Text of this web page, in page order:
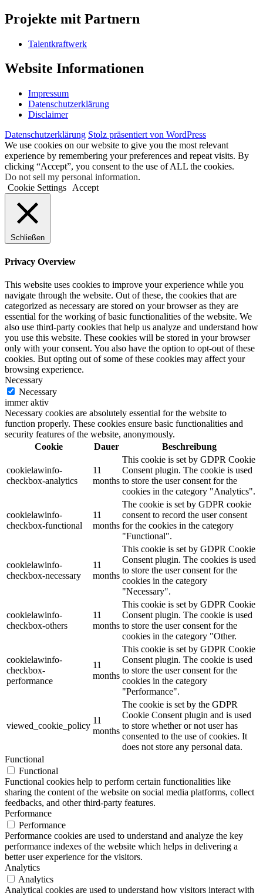
Pro­jek­te mit Partnern
Tal­ent­kraft­werk
Web­site Informationen
Impres­sum
Daten­schutz­er­klä­rung
Dis­clai­mer
Daten­schutz­er­klä­rung Stolz präsentiert von WordPress
We use cookies on our website to give you the most relevant
experience by remembering your preferences and repeat visits. By
clicking “Accept”, you consent to the use of ALL the cookies.
Do not sell my personal information.
Cookie Settings
Accept
Schließen
Privacy Overview
This website uses cookies to improve your experience while you
navigate through the website. Out of these, the cookies that are
categorized as necessary are stored on your browser as they are
essential for the working of basic functionalities of the website. We
also use third-party cookies that help us analyze and understand how
you use this website. These cookies will be stored in your browser
only with your consent. You also have the option to opt-out of these
cookies. But opting out of some of these cookies may affect your
browsing experience.
Necessary
Necessary
immer aktiv
Necessary cookies are absolutely essential for the website to
function properly. These cookies ensure basic functionalities and
security features of the website, anonymously.
Cookie
Dauer Beschreibung
cookielawinfo-
checkbox-analytics
11
months
This cookie is set by GDPR Cookie
Consent plugin. The cookie is used
to store the user consent for the
cookies in the category "Analytics".
cookielawinfo-
checkbox-functional
11
months
The cookie is set by GDPR cookie
consent to record the user consent
for the cookies in the category
"Functional".
cookielawinfo-
checkbox-necessary
11
months
This cookie is set by GDPR Cookie
Consent plugin. The cookies is used
to store the user consent for the
cookies in the category
"Necessary".
cookielawinfo-
checkbox-others
11
months
This cookie is set by GDPR Cookie
Consent plugin. The cookie is used
to store the user consent for the
cookies in the category "Other.
cookielawinfo-
checkbox-
performance
11
months
This cookie is set by GDPR Cookie
Consent plugin. The cookie is used
to store the user consent for the
cookies in the category
"Performance".
viewed_cookie_policy
11
months
The cookie is set by the GDPR
Cookie Consent plugin and is used
to store whether or not user has
consented to the use of cookies. It
does not store any personal data.
Functional
Functional
Functional cookies help to perform certain functionalities like
sharing the content of the website on social media platforms, collect
feedbacks, and other third-party features.
Performance
Performance
Performance cookies are used to understand and analyze the key
performance indexes of the website which helps in delivering a
better user experience for the visitors.
Analytics
Analytics
Analytical cookies are used to understand how visitors interact with